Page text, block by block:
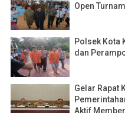
Open
Polsek Kota
dan
Gelar Rapat
Aktif